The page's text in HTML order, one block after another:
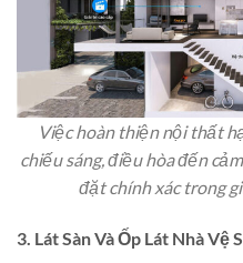
Việc hoàn thiện nội thất
chiếu sáng, điều hòa đến
đặt chính xác trong
3. Lát Sàn Và Ốp Lát Nhà Vệ